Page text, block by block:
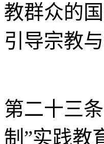
教群众的
引导宗教
第二十三
制”实践教